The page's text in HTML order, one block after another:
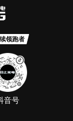
领跑者
音号